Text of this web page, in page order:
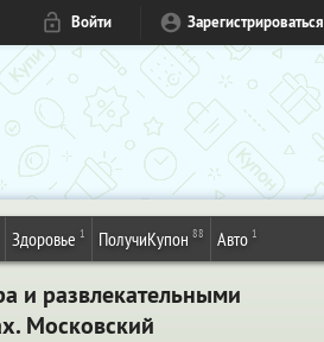
Войти Зарегистрироваться
Здоровье 1 ПолучиКупон 88 Авто 1
и развлекательными
Московский